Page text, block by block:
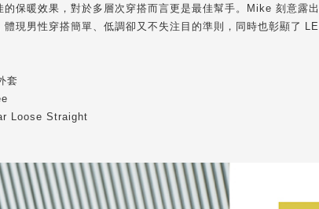
的保暖效果，對於多層次穿搭而言更是最佳幫手。Mike 刻意
體現男性穿搭簡單、低調卻又不失注目的準則，同時也彰顯了
套
Loose Straight